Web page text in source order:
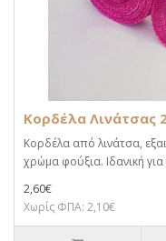
Κορδέλα Λινάτσας
Κορδέλα από λινάτσα,
χρώμα φούξια. Ιδανική
2,60€
Χωρίς ΦΠΑ: 2,10€